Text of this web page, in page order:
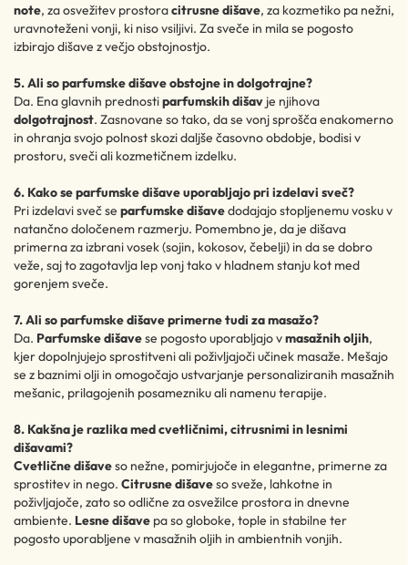
note, za osvežitev prostoracitrusne dišave, za kozmetiko pa nežni,
uravnoteženi vonji, ki niso vsiljivi. Za sveče in mila se pogosto
izbirajo dišave z večjo obstojnostjo.
5. Ali so parfumske dišave obstojne in dolgotrajne?
Da. Ena glavnih prednostiparfumskih dišav je njihova
dolgotrajnost. Zasnovane so tako, da se vonj sprošča enakomerno
in ohranja svojo polnost skozi daljše časovno obdobje, bodisi v
prostoru, sveči ali kozmetičnem izdelku.
6. Kako se parfumske dišave uporabljajo pri izdelavi sveč?
Pri izdelavi sveč se parfumske dišavedodajajo stopljenemu vosku v
natančno določenem razmerju. Pomembno je, da je dišava
primerna za izbrani vosek (sojin, kokosov, čebelji) in da se dobro
veže, saj to zagotavlja lep vonj tako v hladnem stanju kot med
gorenjem sveče.
7. Ali so parfumske dišave primerne tudi za masažo?
Da. Parfumske dišavese pogosto uporabljajo vmasažnih oljih,
kjer dopolnjujejo sprostitveni ali poživljajoči učinek masaže. Mešajo
se z baznimi olji in omogočajo ustvarjanje personaliziranih masažnih
mešanic, prilagojenih posamezniku ali namenu terapije.
8. Kakšna je razlika med cvetličnimi, citrusnimi in lesnimi
dišavami?
Cvetlične dišaveso nežne, pomirjujoče in elegantne, primerne za
sprostitev in nego. Citrusne dišaveso sveže, lahkotne in
poživljajoče, zato so odlične za osvežilce prostora in dnevne
ambiente. Lesne dišave pa so globoke, tople in stabilne ter
pogosto uporabljene v masažnih oljih in ambientnih vonjih.